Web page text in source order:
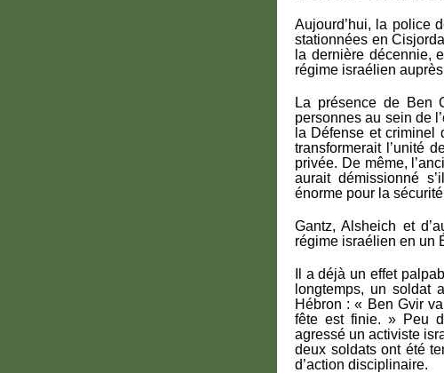
Aujourd’hui, la police
stationnées en
la dernière décennie,
régime israélien
La présence de Ben
personnes au sein de
la Défense et criminel
transformerait l’unité
privée. De même,
aurait démissionné
énorme pour la
Gantz, Alsheich et
régime israélien en un
Il a déjà un effet
longtemps, un soldat
Hébron : « Ben Gvir
fête est finie. » Peu
agressé un activiste
deux soldats ont été
d’action disciplinaire.